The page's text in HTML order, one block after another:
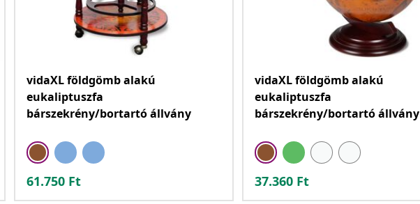
vidaXL földgömb alakú
eukaliptuszfa
bárszekrény/bortartó állvány
61.750 Ft
vidaXL földgömb alakú
eukaliptuszfa
bárszekrény/bortartó állvány
37.360 Ft